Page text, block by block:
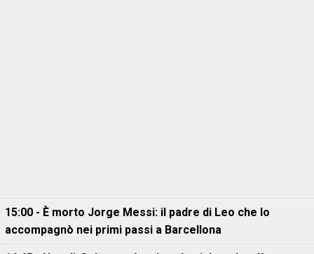
15:00 - È morto Jorge Messi: il padre di Leo che lo
accompagnò nei primi passi a Barcellona